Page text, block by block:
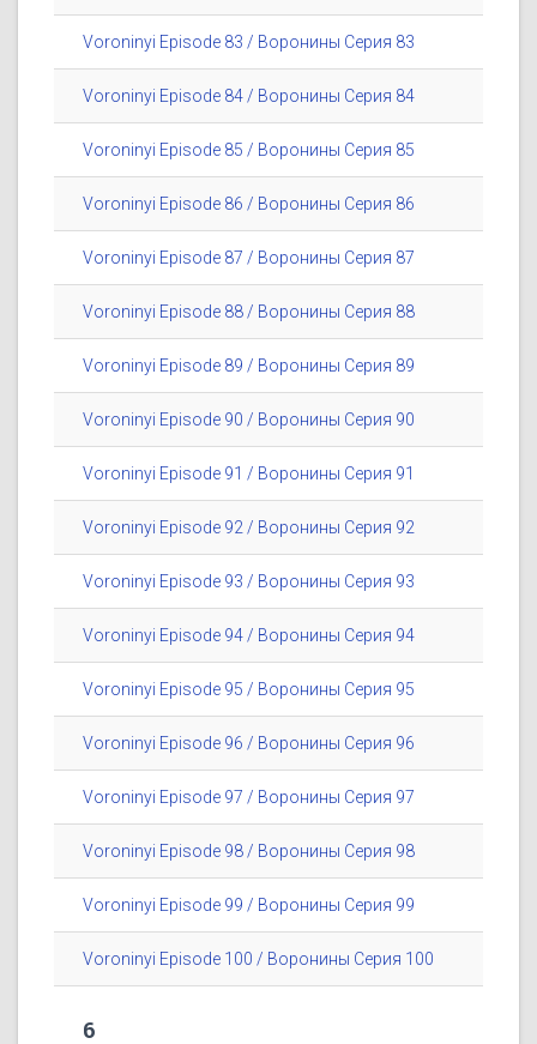
Voroninyi Episode 83 / Воронины Серия 83
Voroninyi Episode 84 / Воронины Серия 84
Voroninyi Episode 85 / Воронины Серия 85
Voroninyi Episode 86 / Воронины Серия 86
Voroninyi Episode 87 / Воронины Серия 87
Voroninyi Episode 88 / Воронины Серия 88
Voroninyi Episode 89 / Воронины Серия 89
Voroninyi Episode 90 / Воронины Серия 90
Voroninyi Episode 91 / Воронины Серия 91
Voroninyi Episode 92 / Воронины Серия 92
Voroninyi Episode 93 / Воронины Серия 93
Voroninyi Episode 94 / Воронины Серия 94
Voroninyi Episode 95 / Воронины Серия 95
Voroninyi Episode 96 / Воронины Серия 96
Voroninyi Episode 97 / Воронины Серия 97
Voroninyi Episode 98 / Воронины Серия 98
Voroninyi Episode 99 / Воронины Серия 99
Voroninyi Episode 100 / Воронины Серия 100
6